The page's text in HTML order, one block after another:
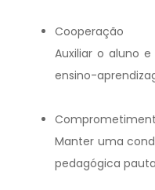
Cooperação
Auxiliar o aluno
ensino-
Manter uma
pedagógica